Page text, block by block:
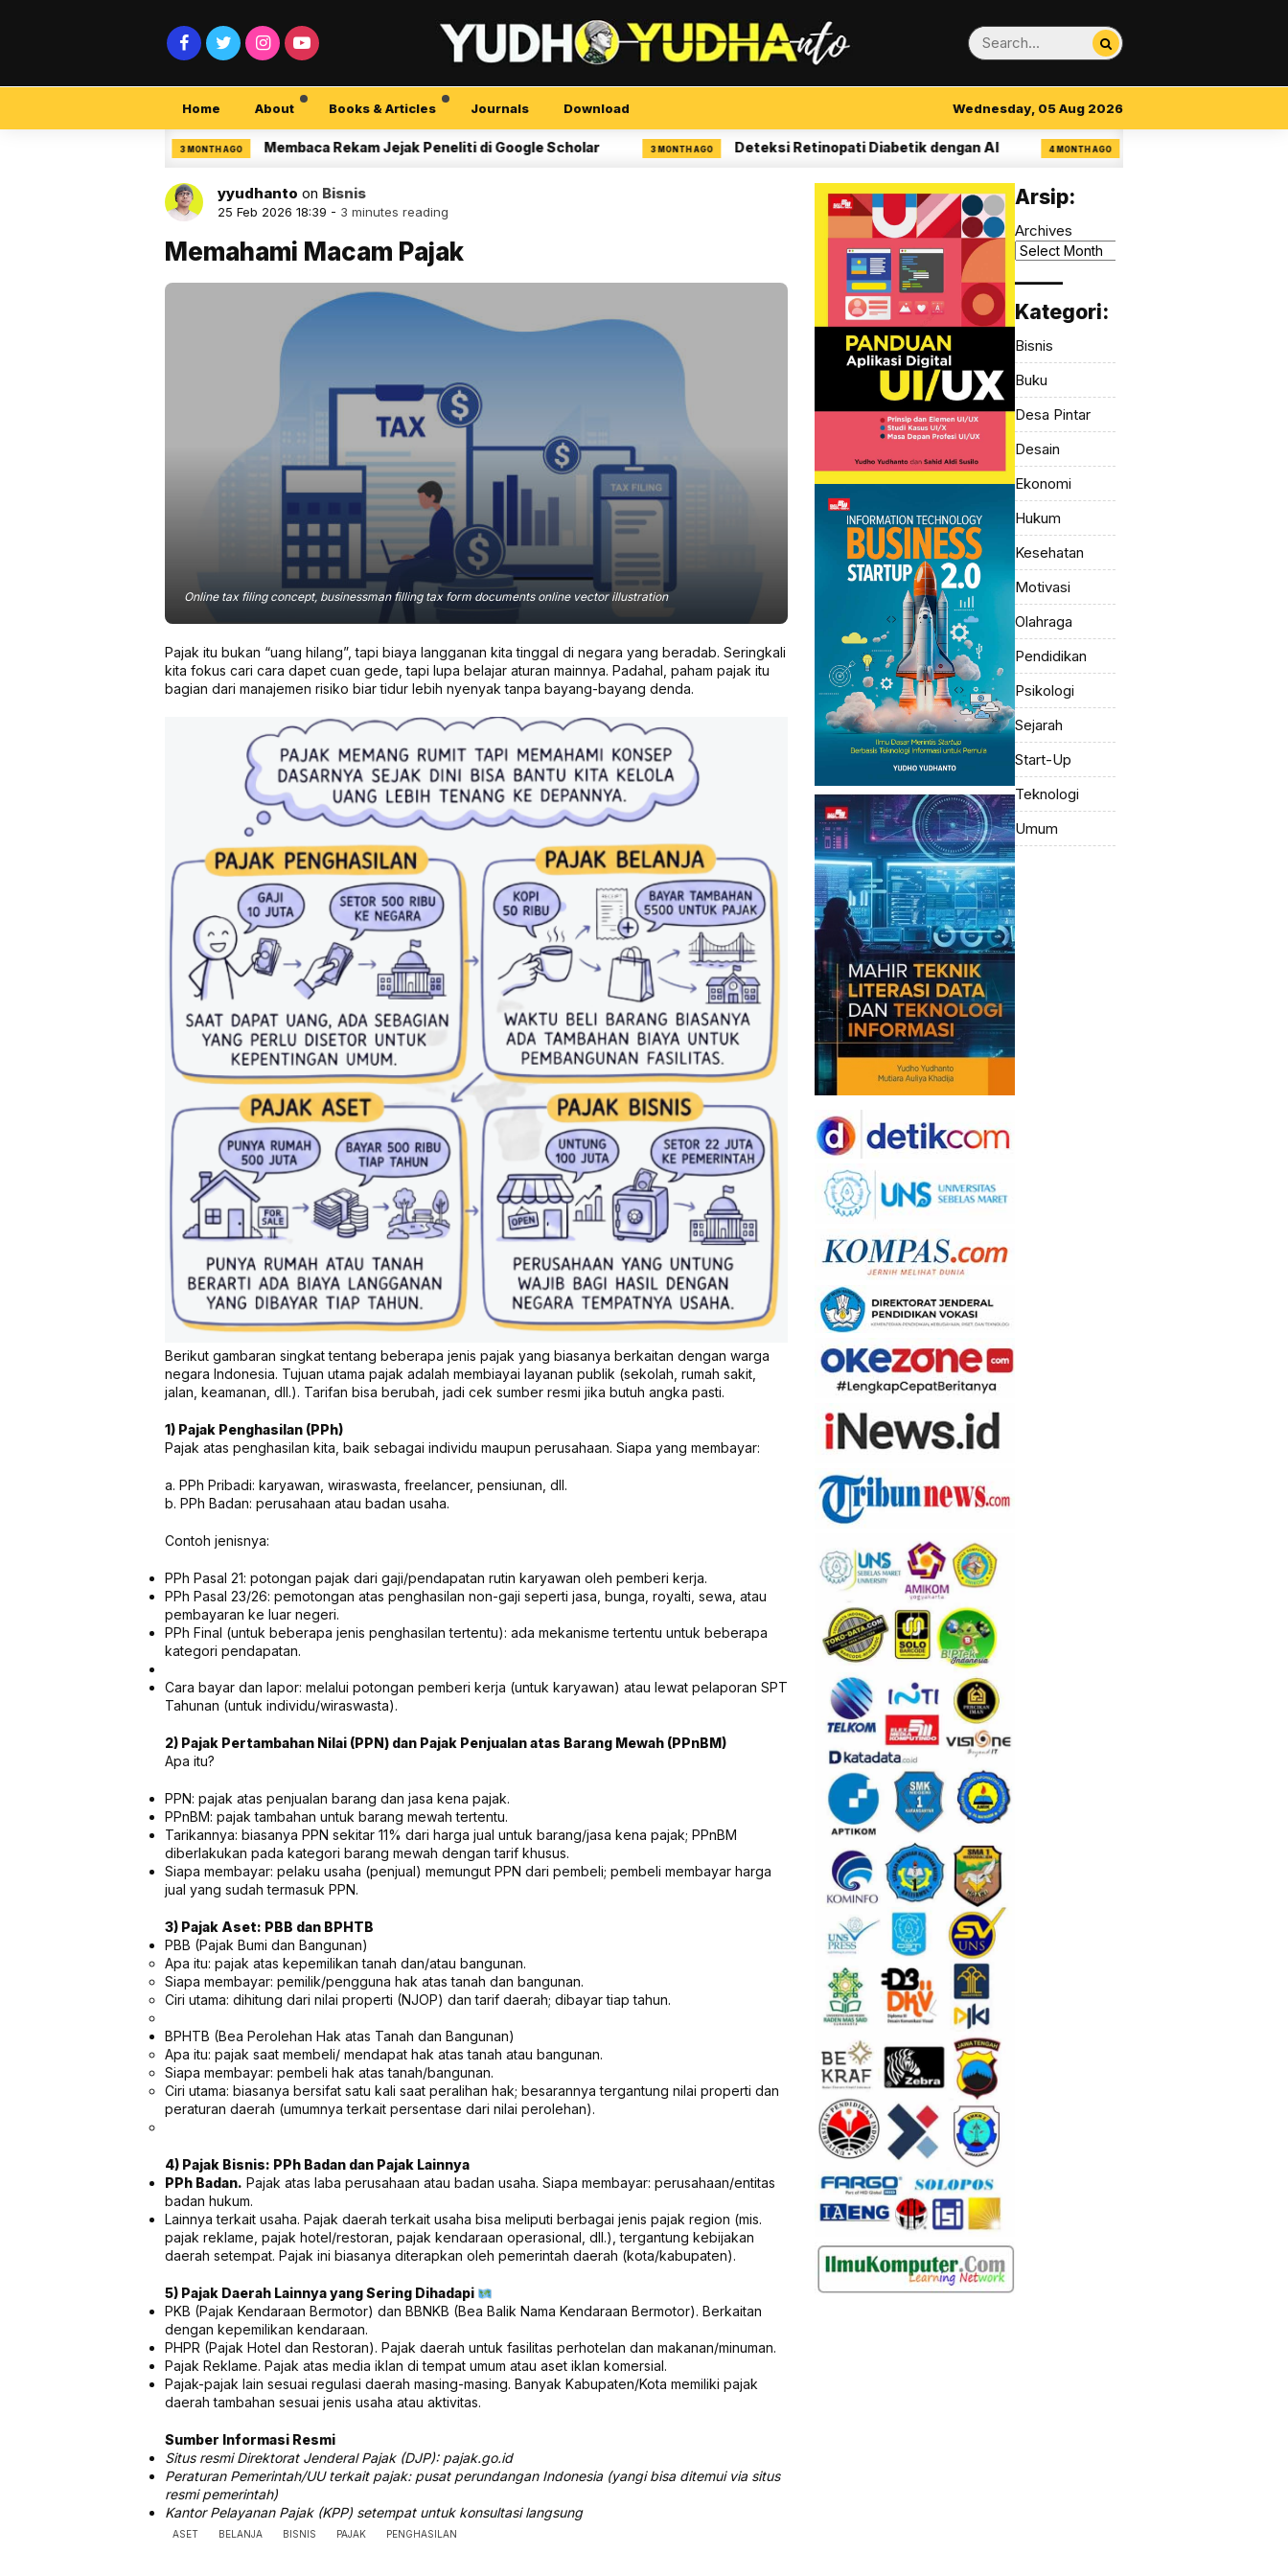
Home About Books & Articles Journals Download Wednesday, 05 Aug 2026
3 MONTH AGO Membaca Rekam Jejak Peneliti di Google Scholar 3 MONTH AGO Deteksi Retinopati Diabetik dengan AI 4 MONTH AGO 14 Aturan Visual Clarity dalam
yyudhanto on Bisnis
25 Feb 2026 18:39 - 3 minutes reading
Memahami Macam Pajak
Online tax filing concept, businessman filling tax form documents online vector illustration
Pajak itu bukan “uang hilang”, tapi biaya langganan kita tinggal di negara yang beradab. Seringkali
kita fokus cari cara dapet cuan gede, tapi lupa belajar aturan mainnya. Padahal, paham pajak itu
bagian dari manajemen risiko biar tidur lebih nyenyak tanpa bayang-bayang denda.
Berikut gambaran singkat tentang beberapa jenis pajak yang biasanya berkaitan dengan warga
negara Indonesia. Tujuan utama pajak adalah membiayai layanan publik (sekolah, rumah sakit,
jalan, keamanan, dll.). Tarifan bisa berubah, jadi cek sumber resmi jika butuh angka pasti.
1) Pajak Penghasilan (PPh)
Pajak atas penghasilan kita, baik sebagai individu maupun perusahaan. Siapa yang membayar:
a. PPh Pribadi: karyawan, wiraswasta, freelancer, pensiunan, dll.
b. PPh Badan: perusahaan atau badan usaha.
Contoh jenisnya:
PPh Pasal 21: potongan pajak dari gaji/pendapatan rutin karyawan oleh pemberi kerja.
PPh Pasal 23/26: pemotongan atas penghasilan non-gaji seperti jasa, bunga, royalti, sewa, atau
pembayaran ke luar negeri.
PPh Final (untuk beberapa jenis penghasilan tertentu): ada mekanisme tertentu untuk beberapa
kategori pendapatan.
Cara bayar dan lapor: melalui potongan pemberi kerja (untuk karyawan) atau lewat pelaporan SPT
Tahunan (untuk individu/wiraswasta).
2) Pajak Pertambahan Nilai (PPN) dan Pajak Penjualan atas Barang Mewah (PPnBM)
Apa itu?
PPN: pajak atas penjualan barang dan jasa kena pajak.
PPnBM: pajak tambahan untuk barang mewah tertentu.
Tarikannya: biasanya PPN sekitar 11% dari harga jual untuk barang/jasa kena pajak; PPnBM
diberlakukan pada kategori barang mewah dengan tarif khusus.
Siapa membayar: pelaku usaha (penjual) memungut PPN dari pembeli; pembeli membayar harga
jual yang sudah termasuk PPN.
3) Pajak Aset: PBB dan BPHTB
PBB (Pajak Bumi dan Bangunan)
Apa itu: pajak atas kepemilikan tanah dan/atau bangunan.
Siapa membayar: pemilik/pengguna hak atas tanah dan bangunan.
Ciri utama: dihitung dari nilai properti (NJOP) dan tarif daerah; dibayar tiap tahun.
BPHTB (Bea Perolehan Hak atas Tanah dan Bangunan)
Apa itu: pajak saat membeli/ mendapat hak atas tanah atau bangunan.
Siapa membayar: pembeli hak atas tanah/bangunan.
Ciri utama: biasanya bersifat satu kali saat peralihan hak; besarannya tergantung nilai properti dan
peraturan daerah (umumnya terkait persentase dari nilai perolehan).
4) Pajak Bisnis: PPh Badan dan Pajak Lainnya
PPh Badan. Pajak atas laba perusahaan atau badan usaha. Siapa membayar: perusahaan/entitas
badan hukum.
Lainnya terkait usaha. Pajak daerah terkait usaha bisa meliputi berbagai jenis pajak region (mis.
pajak reklame, pajak hotel/restoran, pajak kendaraan operasional, dll.), tergantung kebijakan
daerah setempat. Pajak ini biasanya diterapkan oleh pemerintah daerah (kota/kabupaten).
5) Pajak Daerah Lainnya yang Sering Dihadapi
PKB (Pajak Kendaraan Bermotor) dan BBNKB (Bea Balik Nama Kendaraan Bermotor). Berkaitan
dengan kepemilikan kendaraan.
PHPR (Pajak Hotel dan Restoran). Pajak daerah untuk fasilitas perhotelan dan makanan/minuman.
Pajak Reklame. Pajak atas media iklan di tempat umum atau aset iklan komersial.
Pajak-pajak lain sesuai regulasi daerah masing-masing. Banyak Kabupaten/Kota memiliki pajak
daerah tambahan sesuai jenis usaha atau aktivitas.
Sumber Informasi Resmi
Situs resmi Direktorat Jenderal Pajak (DJP): pajak.go.id
Peraturan Pemerintah/UU terkait pajak: pusat perundangan Indonesia (yangi bisa ditemui via situs
resmi pemerintah)
Kantor Pelayanan Pajak (KPP) setempat untuk konsultasi langsung
ASET BELANJA BISNIS PAJAK PENGHASILAN
Arsip:
Archives
Kategori:
Bisnis
Buku
Desa Pintar
Desain
Ekonomi
Hukum
Kesehatan
Motivasi
Olahraga
Pendidikan
Psikologi
Sejarah
Start-Up
Teknologi
Umum